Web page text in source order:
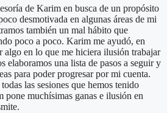
de Karim en busca de un propósito
desmotivada en algunas áreas de mi
también un mal hábito que
poco a poco. Karim me ayudó, en
algo en lo que me hiciera ilusión trabajar
elaboramos una lista de pasos a seguir y
para poder progresar por mi cuenta.
las sesiones que hemos tenido
pone muchísimas ganas e ilusión en